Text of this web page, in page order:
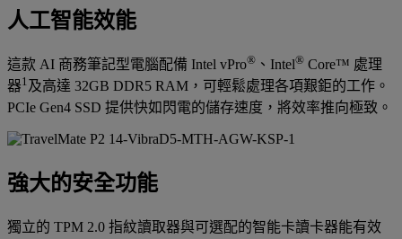
人工智能效能
這款 AI 商務筆記型電腦配備 Intel vPro® 、Intel® Core™ 處理
器1 及高達 32GB DDR5 RAM，可輕鬆處理各項艱鉅的工作。
PCIe Gen4 SSD 提供快如閃電的儲存速度，將效率推向極致。
強大的安全功能
獨立的 TPM 2.0 指紋讀取器與可選配的智能卡讀卡器能有效